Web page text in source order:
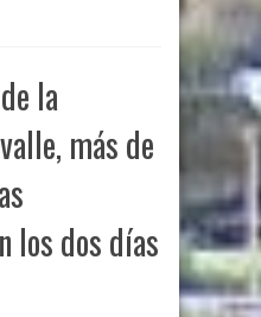
la
más de
los dos días